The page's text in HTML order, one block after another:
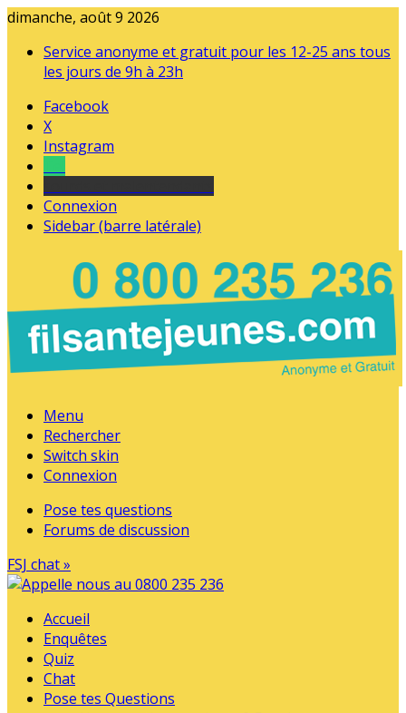
dimanche, août 9 2026
Service anonyme et gratuit pour les 12-25 ans tous
les jours de 9h à 23h
Facebook
X
Instagram
Connexion
Sidebar (barre latérale)
Menu
Rechercher
Switch skin
Connexion
Pose tes questions
Forums de discussion
FSJ chat »
Accueil
Enquêtes
Quiz
Chat
Pose tes Questions